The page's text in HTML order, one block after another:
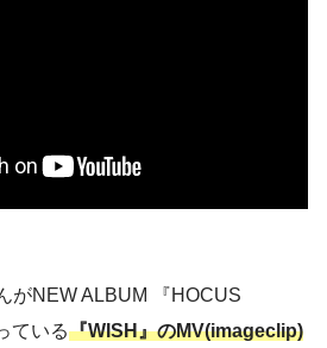
がNEW ALBUM 『HOCUS
ている『WISH』のMV(imageclip)